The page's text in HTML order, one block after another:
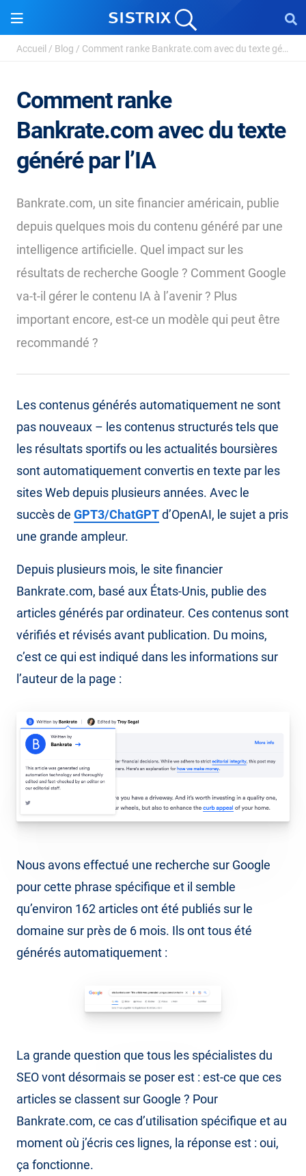
Accueil / Blog / Comment ranke Bankrate.com avec du texte généré ...
Comment ranke
Bankrate.com avec du texte
généré par l’IA
Bankrate.com, un site financier américain, publie
depuis quelques mois du contenu généré par une
intelligence artificielle. Quel impact sur les
résultats de recherche Google ? Comment Google
va-t-il gérer le contenu IA à l’avenir ? Plus
important encore, est-ce un modèle qui peut être
recommandé ?
Les contenus générés automatiquement ne sont
pas nouveaux – les contenus structurés tels que
les résultats sportifs ou les actualités boursières
sont automatiquement convertis en texte par les
sites Web depuis plusieurs années. Avec le
succès de GPT3/ChatGPTd’OpenAI, le sujet a pris
une grande ampleur.
Depuis plusieurs mois, le site financier
Bankrate.com, basé aux États-Unis, publie des
articles générés par ordinateur. Ces contenus sont
vérifiés et révisés avant publication. Du moins,
c’est ce qui est indiqué dans les informations sur
l’auteur de la page :
Nous avons effectué une recherche sur Google
pour cette phrase spécifique et il semble
qu’environ 162 articles ont été publiés sur le
domaine sur près de 6 mois. Ils ont tous été
générés automatiquement :
La grande question que tous les spécialistes du
SEO vont désormais se poser est : est-ce que ces
articles se classent sur Google ? Pour
Bankrate.com, ce cas d’utilisation spécifique et au
moment où j’écris ces lignes, la réponse est : oui,
ça fonctionne.